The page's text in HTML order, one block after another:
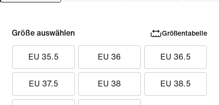
Größe auswählen Größentabelle
EU 35.5 EU 36 EU 36.5
EU 37.5 EU 38 EU 38.5